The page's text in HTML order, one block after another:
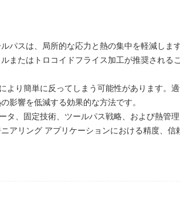
パスは、局所的な応力と熱の集中を軽減しま
またはトロコイドフライス加工が推奨される
より簡単に反ってしまう可能性があります。
影響を低減する効果的な方法です。
タ、固定技術、ツールパス戦略、および熱管
アリング アプリケーションにおける精度、信